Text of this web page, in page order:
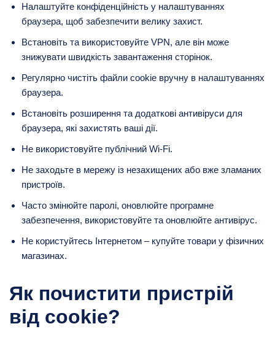
Налаштуйте конфіденційність у налаштуваннях
браузера, щоб забезпечити велику захист.
Встановіть та використовуйте VPN, але він може
знижувати швидкість завантаження сторінок.
Регулярно чистіть файли cookie вручну в налаштуваннях
браузера.
Встановіть розширення та додаткові антивіруси для
браузера, які захистять ваші дії.
Не використовуйте публічний Wi-Fi.
Не заходьте в мережу із незахищених або вже зламаних
пристроїв.
Часто змінюйте паролі, оновлюйте програмне
забезпечення, використовуйте та оновлюйте антивірус.
Не користуйтесь Інтернетом – купуйте товари у фізичних
магазинах.
Як почистити пристрій
від cookie?